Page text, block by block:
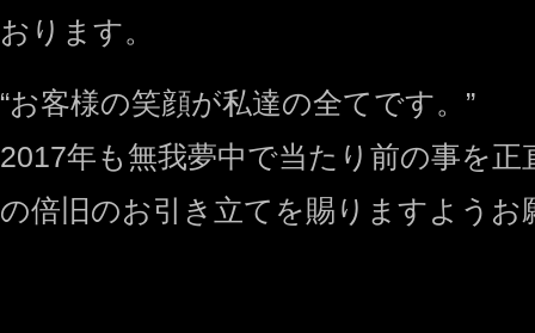
おります。
“お客様の笑顔が私達の全てです。”
2017年も無我夢中で当たり前の事を
の倍旧のお引き立てを賜りますようお